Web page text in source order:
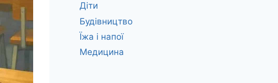
Діти
Будівництво
Їжа і напої
Медицина